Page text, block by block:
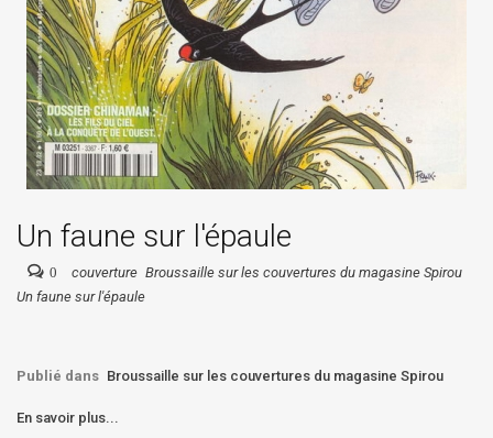
Un faune sur l'épaule
0 couverture Broussaille sur les couvertures du magasine Spirou
Un faune sur l'épaule
Publié dans Broussaille sur les couvertures du magasine Spirou
En savoir plus...